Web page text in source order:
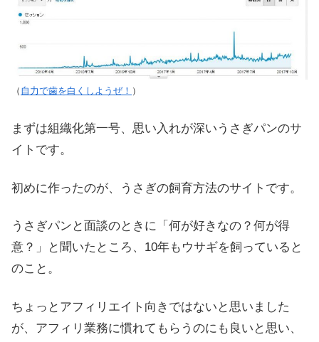
（ 自力で歯を白くしようぜ！ ）
まずは組織化第一号、思い入れが深いうさぎパンのサ
イトです。
初めに作ったのが、うさぎの飼育方法のサイトです。
うさぎパンと面談のときに「何が好きなの？何が得
意？」と聞いたところ、10年もウサギを飼っていると
のこと。
ちょっとアフィリエイト向きではないと思いました
が、アフィリ業務に慣れてもらうのにも良いと思い、